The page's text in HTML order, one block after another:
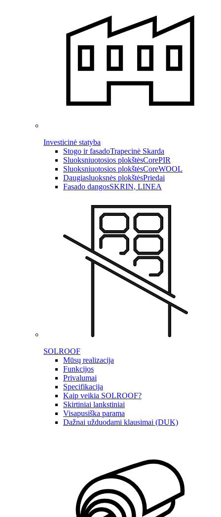
Investicinė statyba
Stogo ir fasadoTrapecinė Skarda
Sluoksniuotosios plokštėsCorePIR
Sluoksniuotosios plokštėsCoreWOOL
Daugiasluoksnės plokštėsPriedai
Fasado dangosSKRIN, LINEA
SOLROOF
Mūsų realizacija
Funkcijos
Privalumai
Specifikacija
Kaip veikia SOLROOF?
Skirtiniai lankstiniai
Visapusiška parama
Dažnai užduodami klausimai (DUK)